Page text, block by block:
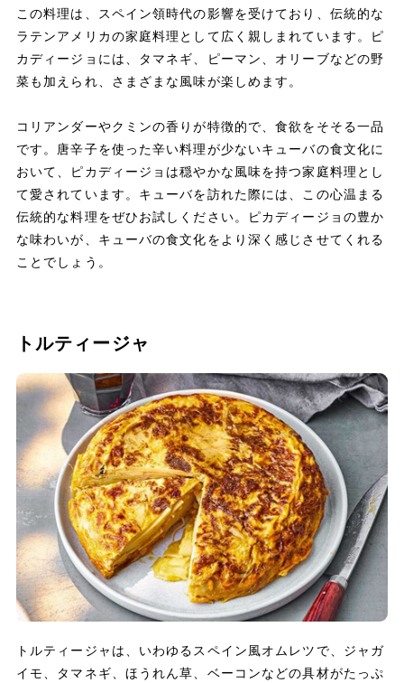
この料理は、スペイン領時代の影響を受けており、伝統的な
ラテンアメリカの家庭料理として広く親しまれています。ピ
カディージョには、タマネギ、ピーマン、オリーブなどの野
菜も加えられ、さまざまな風味が楽しめます。
コリアンダーやクミンの香りが特徴的で、食欲をそそる一品
です。唐辛子を使った辛い料理が少ないキューバの食文化に
おいて、ピカディージョは穏やかな風味を持つ家庭料理とし
て愛されています。キューバを訪れた際には、この心温まる
伝統的な料理をぜひお試しください。ピカディージョの豊か
な味わいが、キューバの食文化をより深く感じさせてくれる
ことでしょう。
トルティージャ
トルティージャは、いわゆるスペイン風オムレツで、ジャガ
イモ、タマネギ、ほうれん草、ベーコンなどの具材がたっぷ